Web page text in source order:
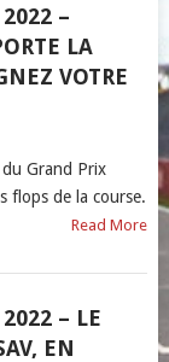
–
LA
VOTRE
Grand Prix
flops de la course.
Read More
– LE
EN